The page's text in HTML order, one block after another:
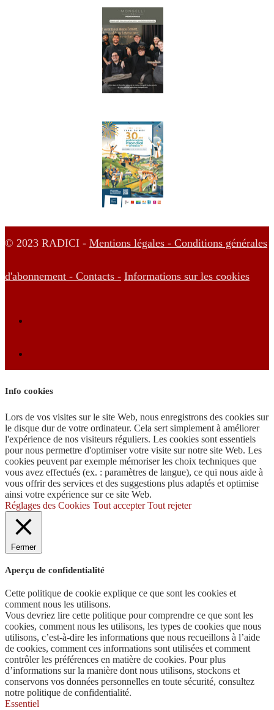
© 2023 RADICI - Mentions légales - Conditions générales
d'abonnement - Contacts - Informations sur les cookies
Info cookies
Lors de vos visites sur le site Web, nous enregistrons des cookies sur
le disque dur de votre ordinateur. Cela sert simplement à améliorer
l'expérience de nos visiteurs réguliers. Les cookies sont essentiels
pour nous permettre d'optimiser votre visite sur notre site Web. Les
cookies peuvent par exemple mémoriser les choix techniques que
vous avez effectués (ex. : paramètres de langue), ce qui nous aide à
vous offrir des services et des suggestions plus adaptés et optimise
ainsi votre expérience sur ce site Web.
Réglages des Cookies Tout accepter Tout rejeter
Fermer
Aperçu de confidentialité
Cette politique de cookie explique ce que sont les cookies et
comment nous les utilisons.
Vous devriez lire cette politique pour comprendre ce que sont les
cookies, comment nous les utilisons, les types de cookies que nous
utilisons, c’est-à-dire les informations que nous recueillons à l’aide
de cookies, comment ces informations sont utilisées et comment
contrôler les préférences en matière de cookies. Pour plus
d’informations sur la manière dont nous utilisons, stockons et
conservons vos données personnelles en toute sécurité, consultez
notre politique de confidentialité.
Essentiel